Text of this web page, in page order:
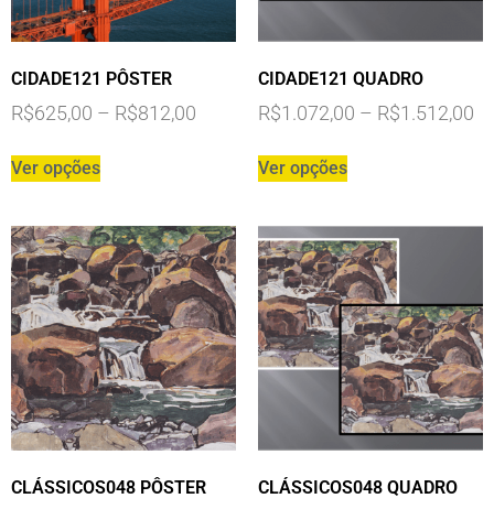
CIDADE121 PÔSTER
R$625,00 – R$812,00
Ver opções
CIDADE121 QUADRO
R$1.072,00 – R$1.512,00
Ver opções
CLÁSSICOS048 PÔSTER CLÁSSICOS048 QUADRO